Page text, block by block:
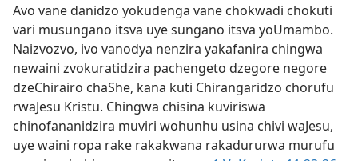
Avo vane danidzo yokudenga vane chokwadi chokuti
vari musungano itsva uye sungano itsva yoUmambo.
Naizvozvo, ivo vanodya nenzira yakafanira chingwa
newaini zvokuratidzira pachengeto dzegore negore
dzeChirairo chaShe, kana kuti Chirangaridzo chorufu
rwaJesu Kristu. Chingwa chisina kuviriswa
chinofananidzira muviri wohunhu usina chivi waJesu,
uye waini ropa rake rakakwana rakadururwa murufu